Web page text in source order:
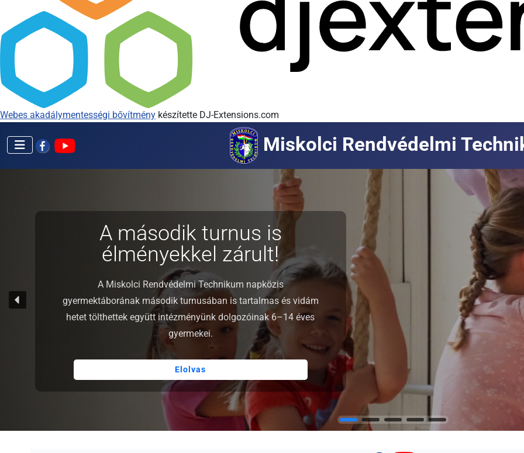
Webes akadálymentességi bővítmény készítette DJ-Extensions.com
Miskolci Rendvédelmi
A második turnus is
élményekkel zárult!
A Miskolci Rendvédelmi Technikum napközis
gyermektáborának második turnusában is tartalmas és vidám
hetet tölthettek együtt intézményünk dolgozóinak 6–14 éves
gyermekei.
Elolvas